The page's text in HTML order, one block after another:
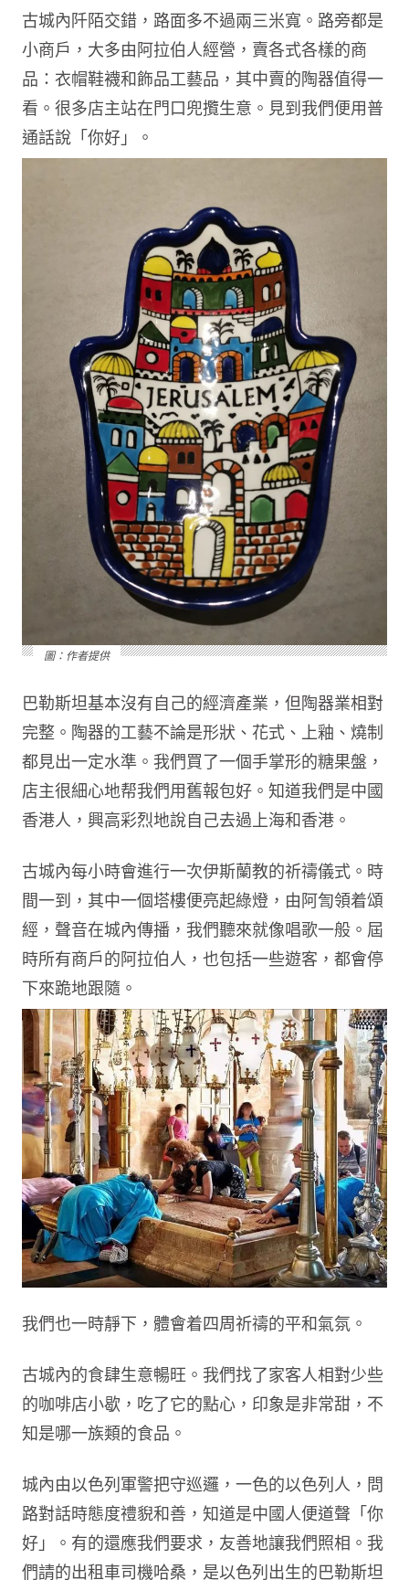
古城內阡陌交錯，路面多不過兩三米寬。路旁都是
小商戶，大多由阿拉伯人經營，賣各式各樣的商
品：衣帽鞋襪和飾品工藝品，其中賣的陶器值得一
看。很多店主站在門口兜攬生意。見到我們便用普
通話說「你好」。
圖：作者提供
巴勒斯坦基本沒有自己的經濟產業，但陶器業相對
完整。陶器的工藝不論是形狀、花式、上釉、燒制
都見出一定水準。我們買了一個手掌形的糖果盤，
店主很細心地帮我們用舊報包好。知道我們是中國
香港人，興高彩烈地說自己去過上海和香港。
古城內每小時會進行一次伊斯蘭教的祈禱儀式。時
間一到，其中一個塔樓便亮起綠燈，由阿訇領着頌
經，聲音在城內傳播，我們聽來就像唱歌一般。屆
時所有商戶的阿拉伯人，也包括一些遊客，都會停
下來跪地跟隨。
我們也一時靜下，體會着四周祈禱的平和氣氛。
古城內的食肆生意暢旺。我們找了家客人相對少些
的咖啡店小歇，吃了它的點心，印象是非常甜，不
知是哪一族類的食品。
城內由以色列軍警把守巡邏，一色的以色列人，問
路對話時態度禮貎和善，知道是中國人便道聲「你
好」。有的還應我們要求，友善地讓我們照相。我
們請的出租車司機哈桑，是以色列出生的巴勒斯坦